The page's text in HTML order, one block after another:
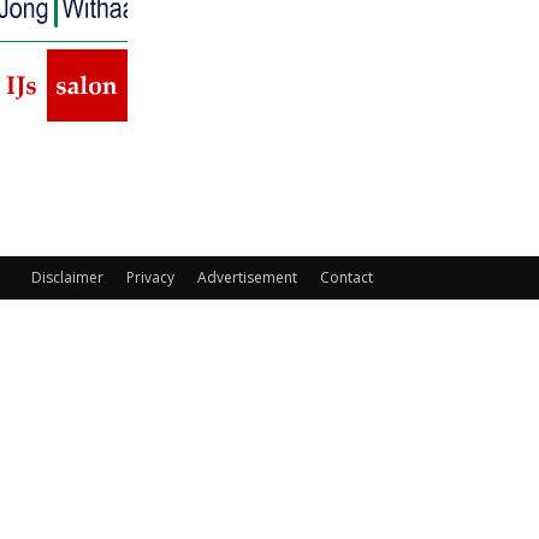
Disclaimer Privacy Advertisement Contact